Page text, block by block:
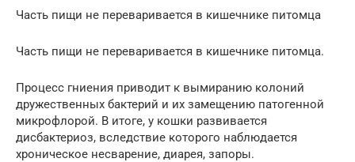
Часть пищи не переваривается в кишечнике питомца
Часть пищи не переваривается в кишечнике питомца.
Процесс гниения приводит к вымиранию колоний
дружественных бактерий и их замещению патогенной
микрофлорой. В итоге, у кошки развивается
дисбактериоз, вследствие которого наблюдается
хроническое несварение, диарея, запоры.